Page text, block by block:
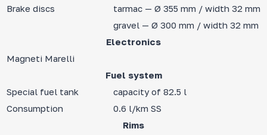
Brake discs
tarmac — Ø 355 mm / width 32 mm
gravel — Ø 300 mm / width 32 mm
Electronics
Magneti Marelli
Fuel system
Special fuel tank
capacity of 82.5 l
Consumption
0.6 l/km SS
Rims